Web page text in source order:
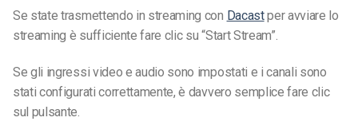
Se state trasmettendo in streaming con Dacastper avviare lo
streaming è sufficiente fare clic su “Start Stream”.
Se gli ingressi video e audio sono impostati e i canali sono
stati configurati correttamente, è davvero semplice fare clic
sul pulsante.